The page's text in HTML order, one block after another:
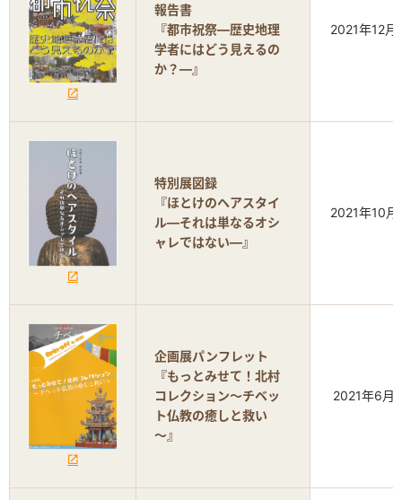
報告書
『都市祝祭―歴史地理
学者にはどう見えるの
か？―』
2021年12月
特別展図録
『ほとけのヘアスタイ
ル―それは単なるオシ
ャレではない―』
2021年10月
企画展パンフレット
『もっとみせて！北村
コレクション～チベッ
ト仏教の癒しと救い
～』
2021年6月